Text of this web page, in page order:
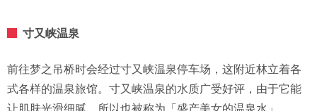
寸又峡温泉
前往梦之吊桥时会经过寸又峡温泉停车场，这附近林立着各
式各样的温泉旅馆。寸又峡温泉的水质广受好评，由于它能
让肌肤光滑细腻，所以也被称为「盛产美女的温泉水」。